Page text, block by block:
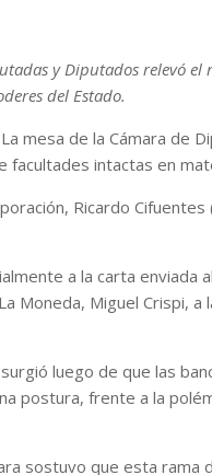
y Diputados relevó
del Estado.
mesa de la Cámara de
facultades intactas en
Ricardo
a la carta enviada
Moneda, Miguel Crispi,
luego de que las
postura, frente a la
sostuvo que esta